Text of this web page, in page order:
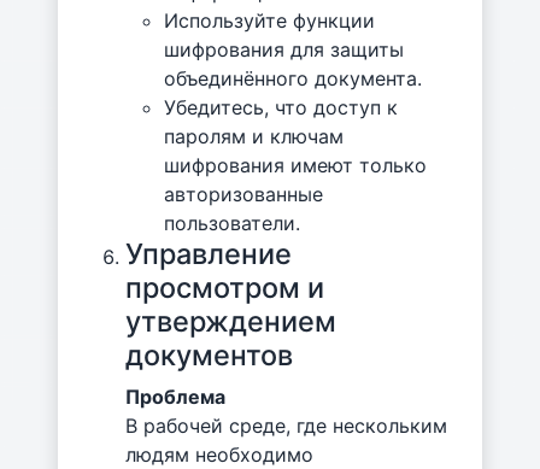
Используйте функции
шифрования для защиты
объединённого документа.
Убедитесь, что доступ к
паролям и ключам
шифрования имеют только
авторизованные
пользователи.
Управление
просмотром и
утверждением
документов
Проблема
В рабочей среде, где нескольким
людям необходимо